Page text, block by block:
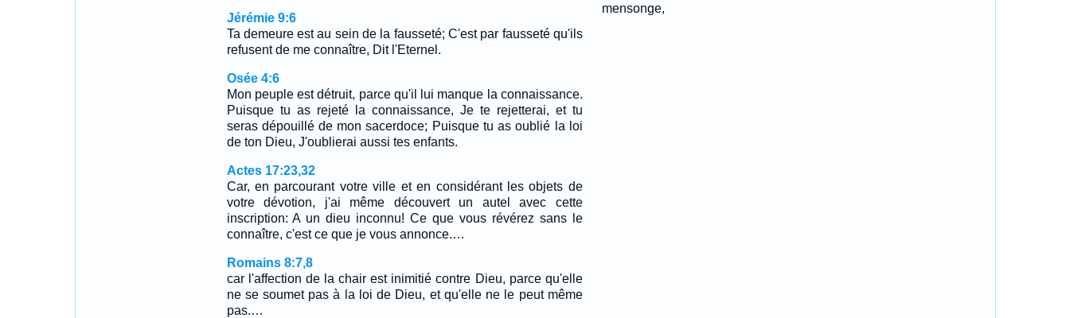
Jérémie 9:6
Ta demeure est au sein de la fausseté; C'est par fausseté qu'ils
refusent de me connaître, Dit l'Eternel.
Osée 4:6
Mon peuple est détruit, parce qu'il lui manque la connaissance.
Puisque tu as rejeté la connaissance, Je te rejetterai, et tu
seras dépouillé de mon sacerdoce; Puisque tu as oublié la loi
de ton Dieu, J'oublierai aussi tes enfants.
Actes 17:23,32
Car, en parcourant votre ville et en considérant les objets de
votre dévotion, j'ai même découvert un autel avec cette
inscription: A un dieu inconnu! Ce que vous révérez sans le
connaître, c'est ce que je vous annonce.…
Romains 8:7,8
car l'affection de la chair est inimitié contre Dieu, parce qu'elle
ne se soumet pas à la loi de Dieu, et qu'elle ne le peut même
pas.…
mensonge,